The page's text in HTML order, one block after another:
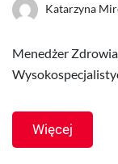
Katarzyna
Menedżer
Więcej